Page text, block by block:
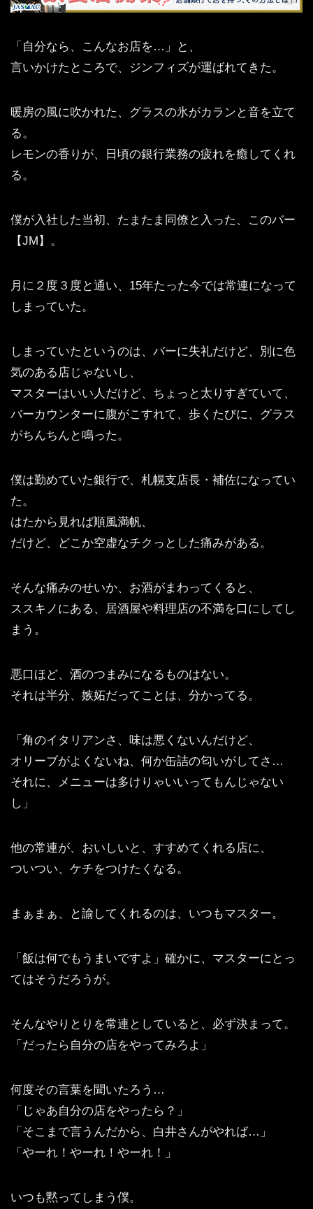
「自分なら、こんなお店を…」と、
言いかけたところで、ジンフィズが運ばれてきた。
暖房の風に吹かれた、グラスの氷がカランと音を立て
る。
レモンの香りが、日頃の銀行業務の疲れを癒してくれ
る。
僕が入社した当初、たまたま同僚と入った、このバー
【JM】。
月に２度３度と通い、15年たった今では常連になって
しまっていた。
しまっていたというのは、バーに失礼だけど、別に色
気のある店じゃないし、
マスターはいい人だけど、ちょっと太りすぎていて、
バーカウンターに腹がこすれて、歩くたびに、グラス
がちんちんと鳴った。
僕は勤めていた銀行で、札幌支店長・補佐になってい
た。
はたから見れば順風満帆、
だけど、どこか空虚なチクっとした痛みがある。
そんな痛みのせいか、お酒がまわってくると、
ススキノにある、居酒屋や料理店の不満を口にしてし
まう。
悪口ほど、酒のつまみになるものはない。
それは半分、嫉妬だってことは、分かってる。
「角のイタリアンさ、味は悪くないんだけど、
オリーブがよくないね、何か缶詰の匂いがしてさ…
それに、メニューは多けりゃいいってもんじゃない
し」
他の常連が、おいしいと、すすめてくれる店に、
ついつい、ケチをつけたくなる。
まぁまぁ、と諭してくれるのは、いつもマスター。
「飯は何でもうまいですよ」確かに、マスターにとっ
てはそうだろうが。
そんなやりとりを常連としていると、必ず決まって。
「だったら自分の店をやってみろよ」
何度その言葉を聞いたろう…
「じゃあ自分の店をやったら？」
「そこまで言うんだから、白井さんがやれば…」
「やーれ！やーれ！やーれ！」
いつも黙ってしまう僕。